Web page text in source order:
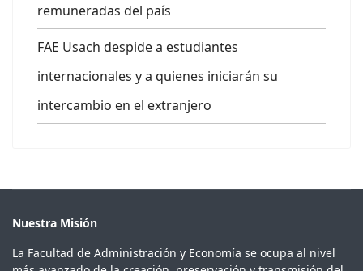
remuneradas del país
FAE Usach despide a estudiantes
internacionales y a quienes iniciarán su
intercambio en el extranjero
Nuestra Misión
La Facultad de Administración y Economía se ocupa al nivel